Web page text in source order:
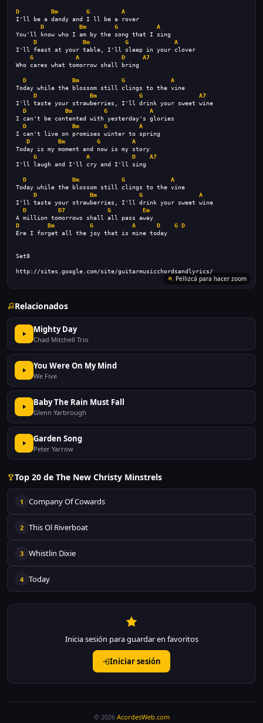
D Bm G
A
I'll be a dandy and I ll be a rover
D
Bm G
A
You'll know who I am by the song that I sing
D
Bm G
A
I'll feast at your table, I'll sleep in your clover
G
A D
A7
Who cares what tomorrow shall bring
D Bm G
A
Today while the blossom still clings to the vine
D
Bm G
A7
I'll taste your strawberries, I'll drink your sweet wine
D
Bm G
A
I can't be contented with yesterday's glories
D
Bm G
A
I can't live on promises winter to spring
D
Bm G
A
Today is my moment and now is my story
G
A D
A7
I'll laugh and I'll cry and I'll sing
D Bm G
A
Today while the blossom still clings to the vine
D
Bm G
A
I'll taste your strawberries, I'll drink your sweet wine
D
D7 G
Em
A million tomorrows shall all pass away
D
Bm G A D G D
Ere I forget all the joy that is mine today
Set8
http://sites.google.com/site/guitarmusicchordsandlyrics/
Pellizcá para hacer zoom
Relacionados
Mighty Day
Chad Mitchell Trio
You Were On My Mind
We Five
Baby The Rain Must Fall
Glenn Yarbrough
Garden Song
Peter Yarrow
Top 20 de The New Christy Minstrels
1 Company Of Cowards
2 This Ol Riverboat
3 Whistlin Dixie
4 Today
Inicia sesión para guardar en favoritos
Iniciar sesión
© 2026 AcordesWeb.com